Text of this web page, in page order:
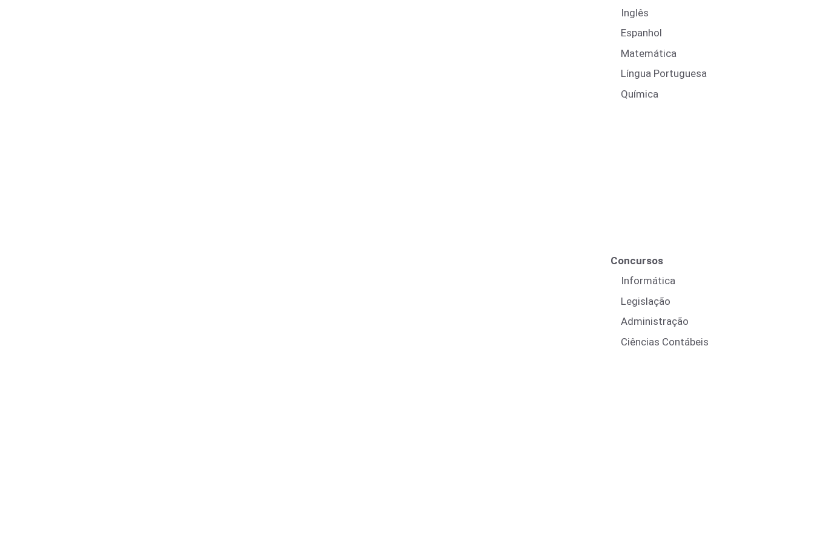
Inglês
Espanhol
Matemática
Língua Portuguesa
Química
Concursos
Informática
Legislação
Administração
Ciências Contábeis